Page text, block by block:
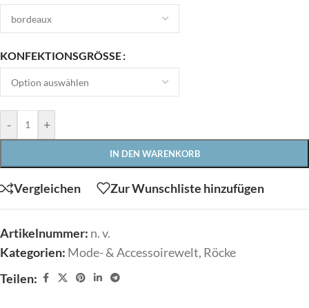
KONFEKTIONSGRÖSSE
- +
IN DEN WARENKORB
Vergleichen Zur Wunschliste hinzufügen
Artikelnummer: n. v.
Kategorien: Mode- & Accessoirewelt, Röcke
Teilen: